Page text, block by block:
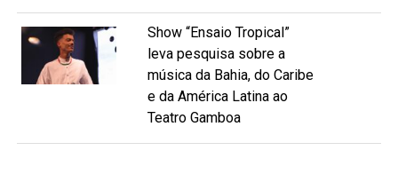
Show “Ensaio Tropical”
leva pesquisa sobre a
música da Bahia, do Caribe
e da América Latina ao
Teatro Gamboa